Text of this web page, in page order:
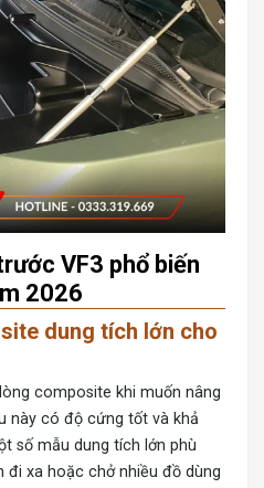
VF3 phổ biến
2026
dung tích lớn cho
composite khi muốn nâng
này có độ cứng tốt và khả
số mẫu dung tích lớn phù
đi xa hoặc chở nhiều đồ dùng